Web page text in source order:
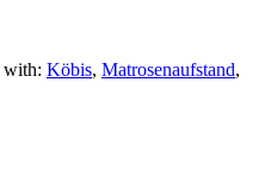
with: Köbis, Matrosenaufstand,